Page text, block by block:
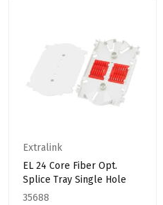
Extralink
EL 24 Core Fiber Opt.
Splice Tray Single Hole
35688